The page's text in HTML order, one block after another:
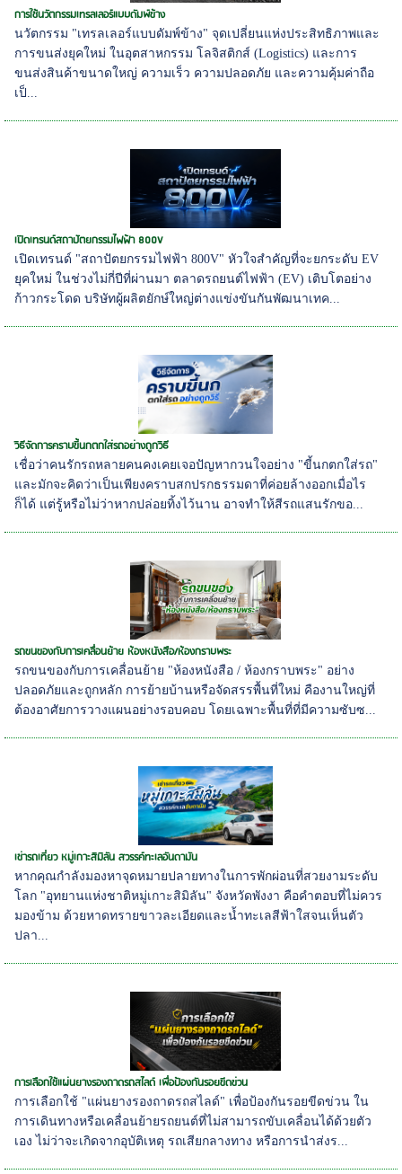
การใช้นวัตกรรมเทรลเลอร์แบบดัมพ์ข้าง
นวัตกรรม "เทรลเลอร์แบบดัมพ์ข้าง" จุดเปลี่ยนแห่งประสิทธิภาพและ
การขนส่งยุคใหม่ ในอุตสาหกรรม โลจิสติกส์ (Logistics) และการ
ขนส่งสินค้าขนาดใหญ่ ความเร็ว ความปลอดภัย และความคุ้มค่าถือ
เป็...
เปิดเทรนด์สถาปัตยกรรมไฟฟ้า 800V
เปิดเทรนด์ "สถาปัตยกรรมไฟฟ้า 800V" หัวใจสำคัญที่จะยกระดับ EV
ยุคใหม่ ในช่วงไม่กี่ปีที่ผ่านมา ตลาดรถยนต์ไฟฟ้า (EV) เติบโตอย่าง
ก้าวกระโดด บริษัทผู้ผลิตยักษ์ใหญ่ต่างแข่งขันกันพัฒนาเทค...
วิธีจัดการคราบขี้นกตกใส่รถอย่างถูกวิธี
เชื่อว่าคนรักรถหลายคนคงเคยเจอปัญหากวนใจอย่าง "ขี้นกตกใส่รถ"
และมักจะคิดว่าเป็นเพียงคราบสกปรกธรรมดาที่ค่อยล้างออกเมื่อไร
ก็ได้ แต่รู้หรือไม่ว่าหากปล่อยทิ้งไว้นาน อาจทำให้สีรถแสนรักขอ...
รถขนของกับการเคลื่อนย้าย ห้องหนังสือ/ห้องกราบพระ
รถขนของกับการเคลื่อนย้าย "ห้องหนังสือ / ห้องกราบพระ" อย่าง
ปลอดภัยและถูกหลัก การย้ายบ้านหรือจัดสรรพื้นที่ใหม่ คืองานใหญ่ที่
ต้องอาศัยการวางแผนอย่างรอบคอบ โดยเฉพาะพื้นที่ที่มีความซับซ...
เช่ารถเที่ยว หมู่เกาะสิมิลัน สวรรค์ทะเลอันดามัน
หากคุณกำลังมองหาจุดหมายปลายทางในการพักผ่อนที่สวยงามระดับ
โลก "อุทยานแห่งชาติหมู่เกาะสิมิลัน" จังหวัดพังงา คือคำตอบที่ไม่ควร
มองข้าม ด้วยหาดทรายขาวละเอียดและน้ำทะเลสีฟ้าใสจนเห็นตัว
ปลา...
การเลือกใช้แผ่นยางรองถาดรถสไลด์ เพื่อป้องกันรอยขีดข่วน
การเลือกใช้ "แผ่นยางรองถาดรถสไลด์" เพื่อป้องกันรอยขีดข่วน ใน
การเดินทางหรือเคลื่อนย้ายรถยนต์ที่ไม่สามารถขับเคลื่อนได้ด้วยตัว
เอง ไม่ว่าจะเกิดจากอุบัติเหตุ รถเสียกลางทาง หรือการนำส่งร...